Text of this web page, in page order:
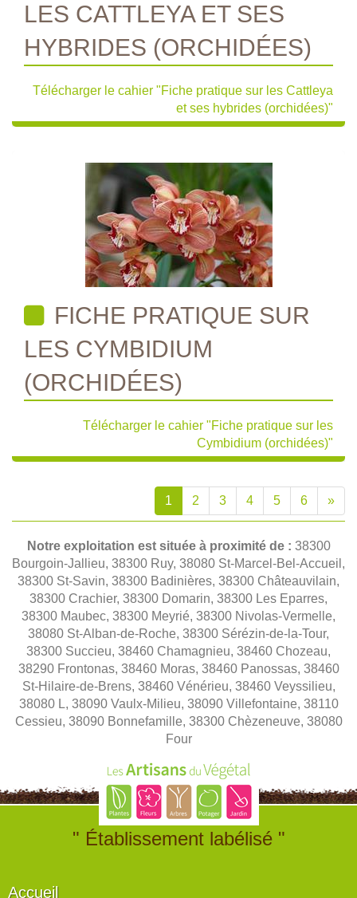
LES CATTLEYA ET SES
HYBRIDES (ORCHIDÉES)
Télécharger le cahier "Fiche pratique sur les Cattleya
et ses hybrides (orchidées)"
FICHE PRATIQUE SUR
LES CYMBIDIUM
(ORCHIDÉES)
Télécharger le cahier "Fiche pratique sur les
Cymbidium (orchidées)"
1 2 3 4 5 6 »
Notre exploitation est située à proximité de : 38300
Bourgoin-Jallieu, 38300 Ruy, 38080 St-Marcel-Bel-Accueil,
38300 St-Savin, 38300 Badinières, 38300 Châteauvilain,
38300 Crachier, 38300 Domarin, 38300 Les Eparres,
38300 Maubec, 38300 Meyrié, 38300 Nivolas-Vermelle,
38080 St-Alban-de-Roche, 38300 Sérézin-de-la-Tour,
38300 Succieu, 38460 Chamagnieu, 38460 Chozeau,
38290 Frontonas, 38460 Moras, 38460 Panossas, 38460
St-Hilaire-de-Brens, 38460 Vénérieu, 38460 Veyssilieu,
38080 L, 38090 Vaulx-Milieu, 38090 Villefontaine, 38110
Cessieu, 38090 Bonnefamille, 38300 Chèzeneuve, 38080
Four
" Établissement labélisé "
Accueil